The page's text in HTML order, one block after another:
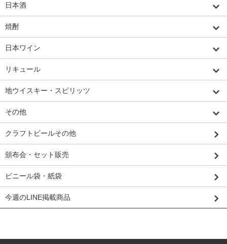
日本酒
焼酎
日本ワイン
リキュール
地ウイスキー・スピリッツ
その他
クラフトビールその他
頒布会・セット販売
ビニール袋・紙袋
今週のLINE掲載商品